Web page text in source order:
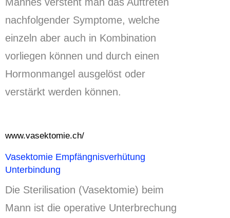
Mannes versteht man das Auftreten
nachfolgender Symptome, welche
einzeln aber auch in Kombination
vorliegen können und durch einen
Hormonmangel ausgelöst oder
verstärkt werden können.
www.vasektomie.ch/
Vasektomie Empfängnisverhütung
Unterbindung
Die Sterilisation (Vasektomie) beim
Mann ist die operative Unterbrechung